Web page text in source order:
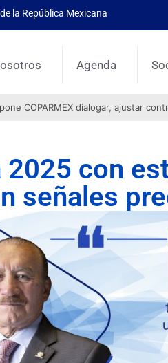
la República Mexicana
Agenda
COPARMEX dialogar, ajustar
2025 con
señales